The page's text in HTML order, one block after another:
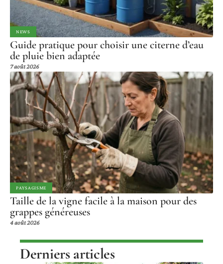
NEWS
Guide pratique pour choisir une citerne d’eau
de pluie bien adaptée
7 août 2026
PAYSAGISME
Taille de la vigne facile à la maison pour des
grappes généreuses
4 août 2026
Derniers articles